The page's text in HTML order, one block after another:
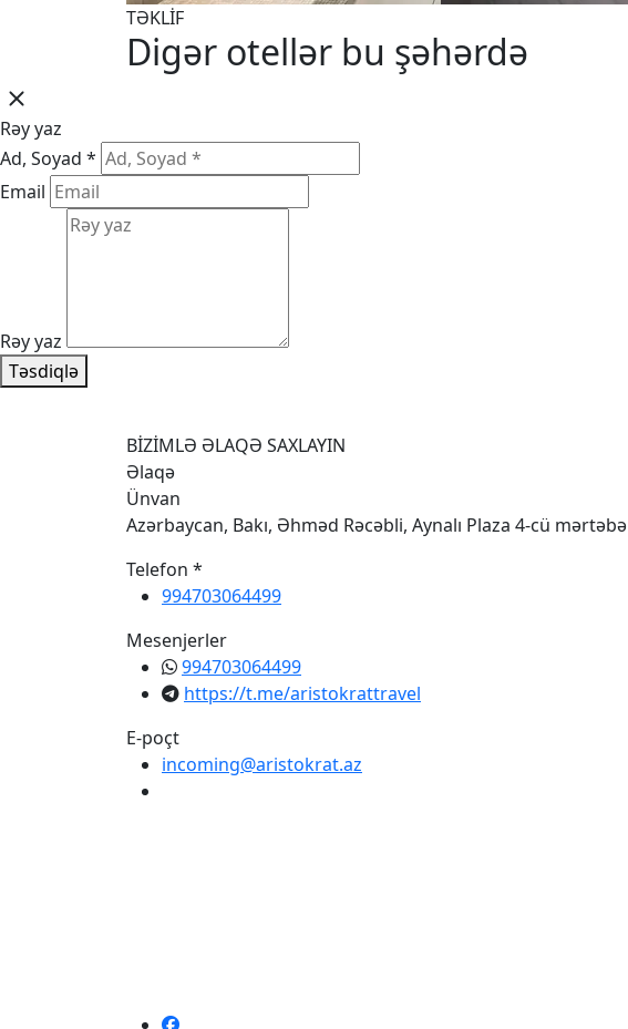
TƏKLİF
Digər otellər bu şəhərdə
Rəy yaz
Ad, Soyad *
Email
Rəy yaz
Təsdiqlə
BİZİMLƏ ƏLAQƏ SAXLAYIN
Əlaqə
Ünvan
Azərbaycan, Bakı, Əhməd Rəcəbli, Aynalı Plaza 4-cü mərtəbə
Telefon *
994703064499
Mesenjerler
994703064499
https://t.me/aristokrattravel
E-poçt
incoming@aristokrat.az